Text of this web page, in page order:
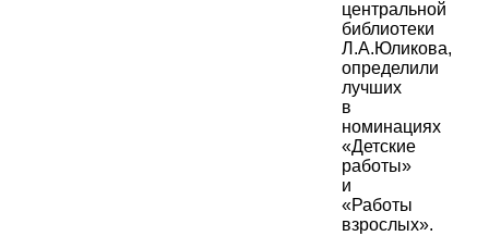
центральной
библиотеки
Л.А.Юликова,
определили
лучших
в
номинациях
«Детские
работы»
и
«Работы
взрослых».